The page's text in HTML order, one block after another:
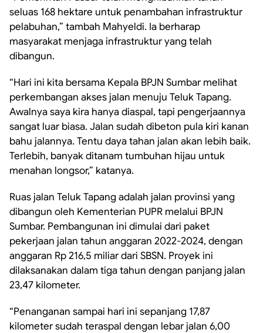
seluas 168 hektare untuk penambahan infrastruktur
pelabuhan,” tambah Mahyeldi. Ia berharap
masyarakat menjaga infrastruktur yang telah
dibangun.
“Hari ini kita bersama Kepala BPJN Sumbar melihat
perkembangan akses jalan menuju Teluk Tapang.
Awalnya saya kira hanya diaspal, tapi pengerjaannya
sangat luar biasa. Jalan sudah dibeton pula kiri kanan
bahu jalannya. Tentu daya tahan jalan akan lebih baik.
Terlebih, banyak ditanam tumbuhan hijau untuk
menahan longsor,” katanya.
Ruas jalan Teluk Tapang adalah jalan provinsi yang
dibangun oleh Kementerian PUPR melalui BPJN
Sumbar. Pembangunan ini dimulai dari paket
pekerjaan jalan tahun anggaran 2022-2024, dengan
anggaran Rp 216,5 miliar dari SBSN. Proyek ini
dilaksanakan dalam tiga tahun dengan panjang jalan
23,47 kilometer.
“Penanganan sampai hari ini sepanjang 17,87
kilometer sudah teraspal dengan lebar jalan 6,00